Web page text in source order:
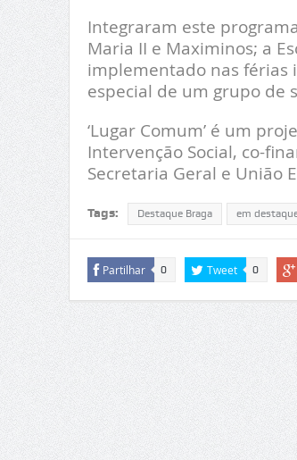
Integraram este
Maria II e Maximinos; a
implementado nas férias
especial de um grupo de
‘Lugar Comum’ é um
Intervenção Social, co-
Secretaria Geral e União
Tags: Destaque Braga em
Partilhar 0 Tweet 0